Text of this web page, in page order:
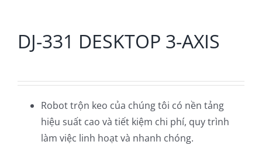
DJ-331 DESKTOP 3-AXIS
Robot trộn keo của chúng tôi có nền tảng
hiệu suất cao và tiết kiệm chi phí, quy trình
làm việc linh hoạt và nhanh chóng.